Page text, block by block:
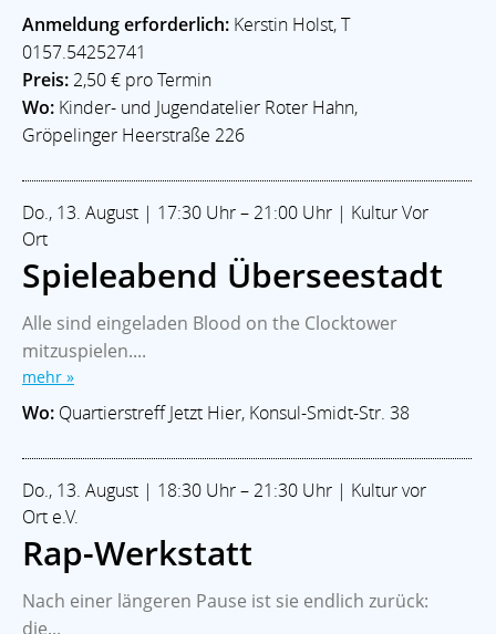
Anmeldung erforderlich: Kerstin Holst, T
0157.54252741
Preis:2,50 € pro Termin
Wo: Kinder- und Jugendatelier Roter Hahn,
Gröpelinger Heerstraße 226
Do., 13. August | 17:30 Uhr – 21:00 Uhr | Kultur Vor
Ort
Spieleabend Überseestadt
Alle sind eingeladen Blood on the Clocktower
mitzuspielen....
mehr »
Wo: Quartierstreff Jetzt Hier, Konsul-Smidt-Str. 38
Do., 13. August | 18:30 Uhr – 21:30 Uhr | Kultur vor
Ort e.V.
Rap-Werkstatt
Nach einer längeren Pause ist sie endlich zurück:
die...